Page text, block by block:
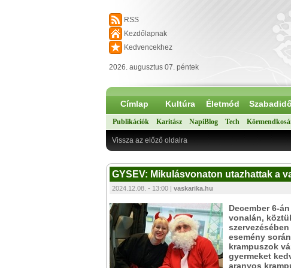
RSS
Kezdőlapnak
Kedvencekhez
2026. augusztus 07. péntek
Címlap Kultúra Életmód Szabadidő
Publikációk Karitász NapiBlog Tech
Vissza az előző oldalra
GYSEV: Mikulásvonaton utazhattak a
2024.12.08. - 13:00 | vaskarika.hu
December 6-
vonalán,
esemény
krampuszok
gyermeket
aranyos